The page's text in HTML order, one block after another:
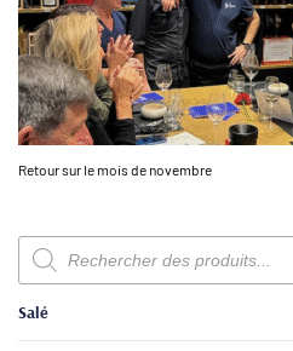
Retour sur le mois de novembre
Recherche
de
produits
Salé